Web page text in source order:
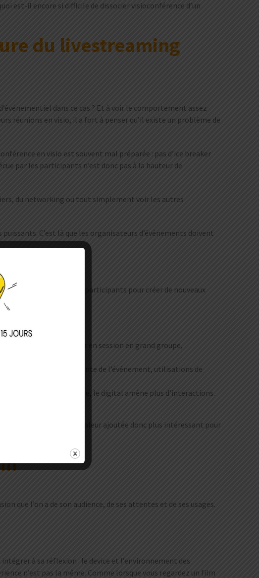
est-il encore si difficile de dissocier visioconférence d’un
du livestreaming
dans ce cas ? Et à voir le comportement assez
réunions en visio, il a fort à penser qu’il existe un problème de
en visio est souvent mal préparée : pas d’ice breaker
par les participants n’est donc pas à la hauteur de
du networking ou tout simplement voir les autres
C’est là que les organisateurs d’événements doivent
et les attentes des participants pour créer de nouveaux
petits groupes et retour en session en grand groupe,
faisant partie intégrante de l’événement, utilisations de
événement physique, le digital amène plus d’interactions.
événements à haute valeur ajoutée donc plus intéressant pour
!
que l’on a de son audience, de ses attentes et de ses usages.
à sa réflexion : le device et l’environnement des
n’est pas la même. Comme lorsque vous regardez un film